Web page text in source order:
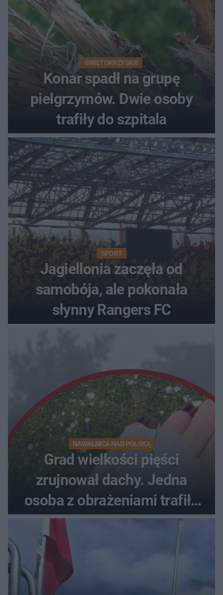
ŚWIĘTOKRZYSKIE
Konar spadł na grupę
pielgrzymów. Dwie osoby
trafiły do szpitala
SPORT
Jagiellonia zaczęła od
samobója, ale pokonała
słynny Rangers FC
NAWAŁNICA NAD POLSKĄ
Grad wielkości pięści
zrujnował dachy. Jedna
osoba z obrażeniami trafiła
do szpitala